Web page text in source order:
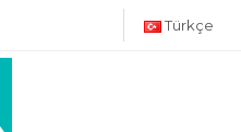
Türkçe